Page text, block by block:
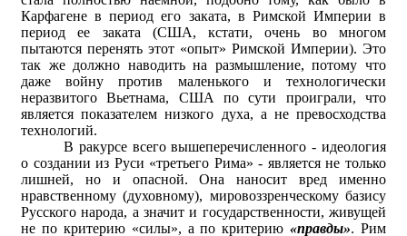
Карфагене в период его заката, в Римской Империи в
период ее заката (США, кстати, очень во многом
пытаются перенять этот «опыт» Римской Империи). Это
так же должно наводить на размышление, потому что
даже войну против маленького и технологически
неразвитого Вьетнама, США по сути проиграли, что
является показателем низкого духа, а не превосходства
технологий.
В ракурсе всего вышеперечисленного - идеология
о создании из Руси «третьего Рима» - является не только
лишней, но и опасной. Она наносит вред именно
нравственному (духовному), мировоззренческому базису
Русского народа, а значит и государственности, живущей
не по критерию «силы», а по критерию«правды». Рим